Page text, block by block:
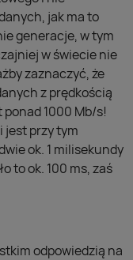
jak ma to
generacje, w tym
w świecie nie
zaznaczyć, że
z prędkością
ponad 1000 Mb/s!
jest przy tym
ok. 1 milisekundy
to ok. 100 ms, zaś
odpowiedzią na